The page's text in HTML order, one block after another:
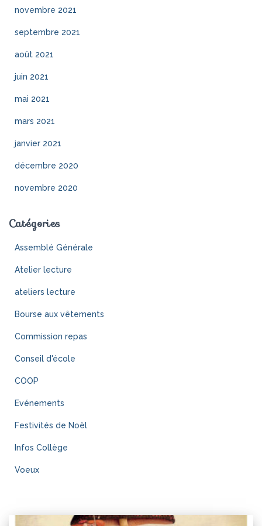
novembre 2021
septembre 2021
août 2021
juin 2021
mai 2021
mars 2021
janvier 2021
décembre 2020
novembre 2020
Catégories
Assemblé Générale
Atelier lecture
ateliers lecture
Bourse aux vêtements
Commission repas
Conseil d'école
COOP
Evénements
Festivités de Noël
Infos Collège
Voeux